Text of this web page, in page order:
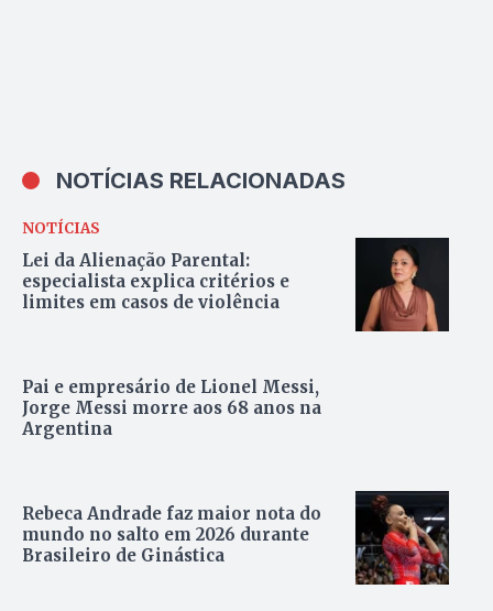
NOTÍCIAS RELACIONADAS
NOTÍCIAS
Lei da Alienação Parental:
especialista explica critérios e
limites em casos de violência
Pai e empresário de Lionel Messi,
Jorge Messi morre aos 68 anos na
Argentina
Rebeca Andrade faz maior nota do
mundo no salto em 2026 durante
Brasileiro de Ginástica